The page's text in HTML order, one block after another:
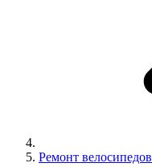
Ремонт велосипедов